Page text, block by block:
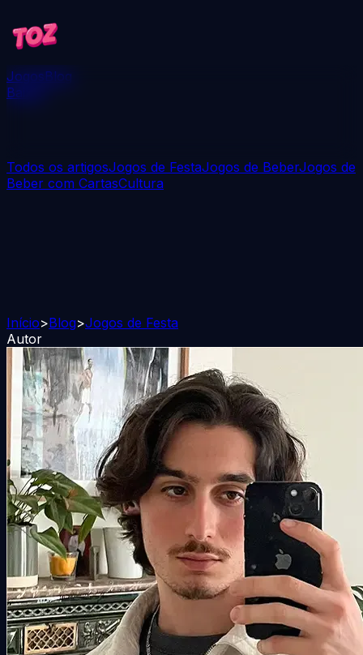
JogosBlog
Baixar
Todos os artigosJogos de FestaJogos de BeberJogos de
Beber com CartasCultura
Início>Blog>Jogos de Festa
Autor